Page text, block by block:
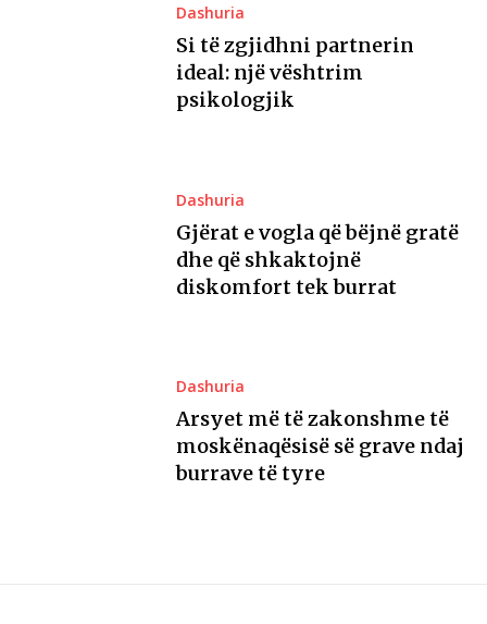
Dashuria
Si të zgjidhni partnerin
ideal: një vështrim
psikologjik
Dashuria
Gjërat e vogla që bëjnë gratë
dhe që shkaktojnë
diskomfort tek burrat
Dashuria
Arsyet më të zakonshme të
moskënaqësisë së grave ndaj
burrave të tyre